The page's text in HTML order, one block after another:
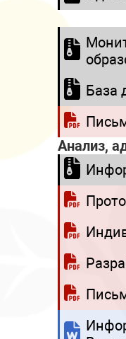
База
Анализ,